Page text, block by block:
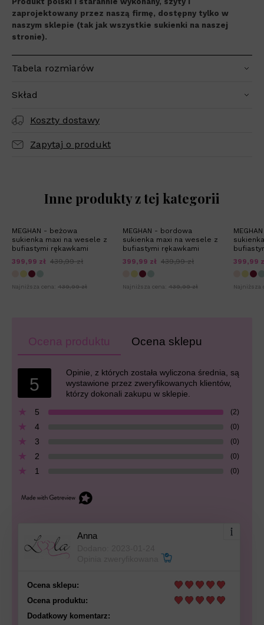
Tabela rozmiarów
Skład
zaprojektowany przez naszą firmę, dostępny tylko w
naszym sklepie (tak jak wszystkie sukienki na naszej
stronie).
Koszty dostawy
Zapytaj o produkt
Inne produkty z tej kategorii
MEGHAN - beżowa
sukienka maxi na wesele z
bufiastymi rękawkami
399,99 zł 439,99 zł
Najniższa cena: 439,99 zł
MEGHAN - bordowa
sukienka maxi na wesele z
bufiastymi rękawkami
399,99 zł 439,99 zł
Najniższa cena: 439,99 zł
399,99
Najniższa
Ocena produktu Ocena sklepu
5
Opinie, z których została wyliczona średnia, są
wystawione przez zweryfikowanych klientów,
którzy dokonali zakupu w sklepie.
5
(2)
4 (0)
3 (0)
2 (0)
1 (0)
Anna
Ocena sklepu:
Ocena produktu:
Dodatkowy komentarz: